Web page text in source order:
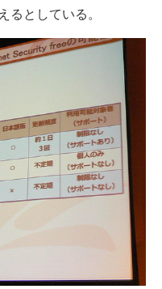
るとしている。